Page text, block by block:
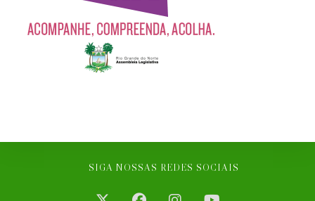
SIGA NOSSAS REDES SOCIAIS